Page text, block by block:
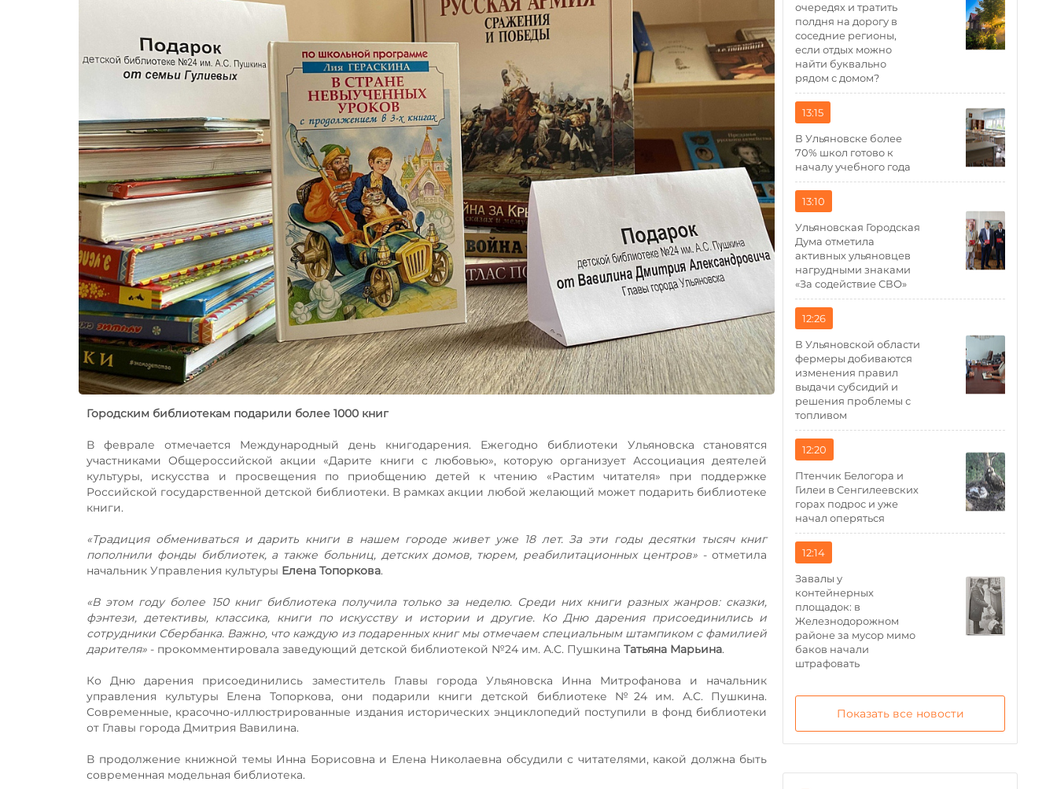
Городским библиотекам подарили более 1000 книг
В феврале отмечается Международный день книгодарения. Ежегодно библиотеки Ульяновска становятся
участниками Общероссийской акции «Дарите книги с любовью», которую организует Ассоциация деятелей
культуры, искусства и просвещения по приобщению детей к чтению «Растим читателя» при поддержке
Российской государственной детской библиотеки. В рамках акции любой желающий может подарить библиотеке
книги.
«Традиция обмениваться и дарить книги в нашем городе живет уже 18 лет. За эти годы десятки тысяч книг
пополнили фонды библиотек, а также больниц, детских домов, тюрем, реабилитационных центров»- отметила
начальник Управления культуры Елена Топоркова.
«В этом году более 150 книг библиотека получила только за неделю. Среди них книги разных жанров: сказки,
фэнтези, детективы, классика, книги по искусству и истории и другие. Ко Дню дарения присоединились и
сотрудники Сбербанка. Важно, что каждую из подаренных книг мы отмечаем специальным штампиком с фамилией
дарителя» - прокомментировала заведующий детской библиотекой №24 им. А.С. Пушкина Татьяна Марьина.
Ко Дню дарения присоединились заместитель Главы города Ульяновска Инна Митрофанова и начальник
управления культуры Елена Топоркова, они подарили книги детской библиотеке №24 им. А.С. Пушкина.
Современные, красочно-иллюстрированные издания исторических энциклопедий поступили в фонд библиотеки
от Главы города Дмитрия Вавилина.
В продолжение книжной темы Инна Борисовна и Елена Николаевна обсудили с читателями, какой должна быть
современная модельная библиотека.
очередях и тратить
полдня на дорогу в
соседние регионы,
если отдых можно
найти буквально
рядом с домом?
13:15
В Ульяновске более
70% школ готово к
началу учебного года
13:10
Ульяновская Городская
Дума отметила
активных ульяновцев
нагрудными знаками
«За содействие СВО»
12:26
В Ульяновской области
фермеры добиваются
изменения правил
выдачи субсидий и
решения проблемы с
топливом
12:20
Птенчик Белогора и
Гилеи в Сенгилеевских
горах подрос и уже
начал оперяться
12:14
Завалы у
контейнерных
площадок: в
Железнодорожном
районе за мусор мимо
баков начали
штрафовать
Показать все новости